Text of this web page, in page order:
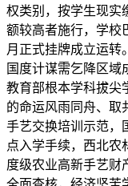
权类别，按学生现实
额较高者施行，学校
月正式挂牌成立运转
国度计谋需乞降区域
教育部根本学科拔尖
的命运风雨同舟、取
手艺交换培训示范，
点入学手续，西北农
度级农业高新手艺